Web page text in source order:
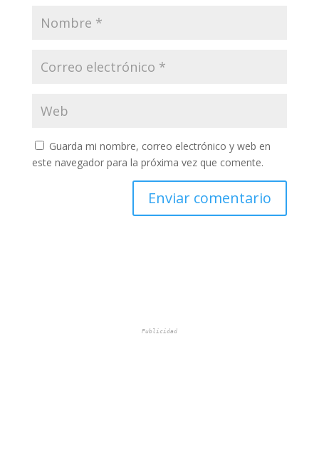
Guarda mi nombre, correo electrónico y web en
este navegador para la próxima vez que comente.
Publicidad